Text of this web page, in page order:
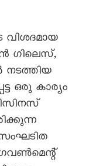
ഗിലെസ്,
നടത്തിയ
ഒരു കാര്യം